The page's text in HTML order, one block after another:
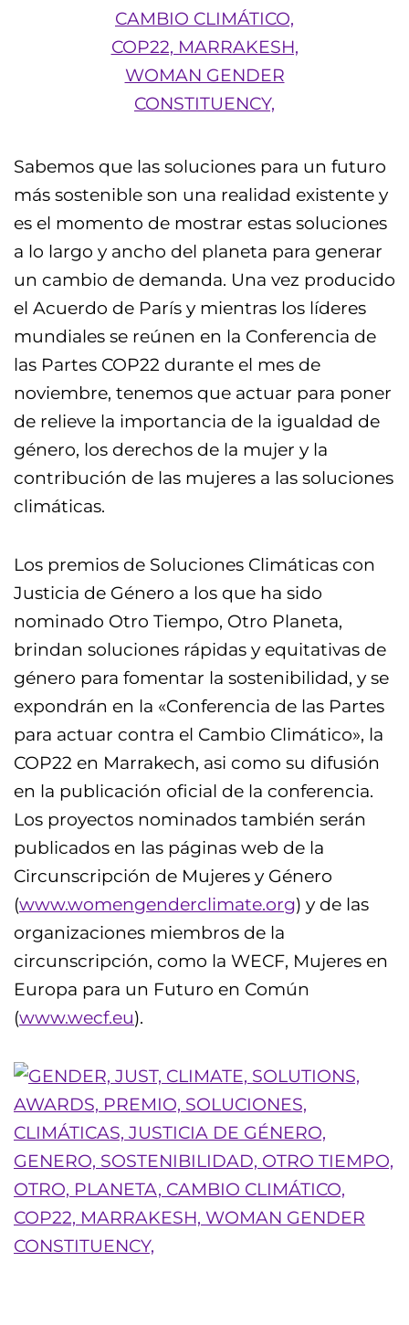
Sabemos que las soluciones para un futuro
más sostenible son una realidad existente y
es el momento de mostrar estas soluciones
a lo largo y ancho del planeta para generar
un cambio de demanda. Una vez producido
el Acuerdo de París y mientras los líderes
mundiales se reúnen en la Conferencia de
las Partes COP22 durante el mes de
noviembre, tenemos que actuar para poner
de relieve la importancia de la igualdad de
género, los derechos de la mujer y la
contribución de las mujeres a las soluciones
climáticas.
Los premios de Soluciones Climáticas con
Justicia de Género a los que ha sido
nominado Otro Tiempo, Otro Planeta,
brindan soluciones rápidas y equitativas de
género para fomentar la sostenibilidad, y se
expondrán en la «Conferencia de las Partes
para actuar contra el Cambio Climático», la
COP22 en Marrakech, asi como su difusión
en la publicación oficial de la conferencia.
Los proyectos nominados también serán
publicados en las páginas web de la
Circunscripción de Mujeres y Género
(www.womengenderclimate.org) y de las
organizaciones miembros de la
circunscripción, como la WECF, Mujeres en
Europa para un Futuro en Común
(www.wecf.eu).